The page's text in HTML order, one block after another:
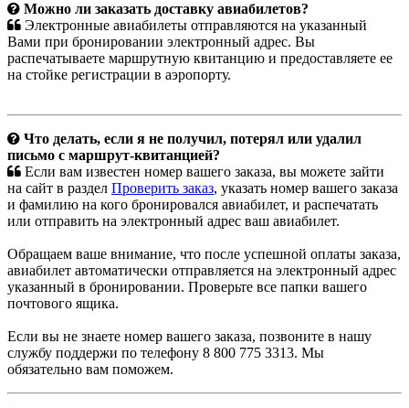
Можно ли заказать доставку авиабилетов?
Электронные авиабилеты отправляются на указанный
Вами при бронировании электронный адрес. Вы
распечатываете маршрутную квитанцию и предоставляете ее
на стойке регистрации в аэропорту.
Что делать, если я не получил, потерял или удалил
письмо с маршрут-квитанцией?
Если вам известен номер вашего заказа, вы можете зайти
на сайт в раздел Проверить заказ, указать номер вашего заказа
и фамилию на кого бронировался авиабилет, и распечатать
или отправить на электронный адрес ваш авиабилет.
Обращаем ваше внимание, что после успешной оплаты заказа,
авиабилет автоматически отправляется на электронный адрес
указанный в бронировании. Проверьте все папки вашего
почтового ящика.
Если вы не знаете номер вашего заказа, позвоните в нашу
службу поддержи по телефону 8 800 775 3313. Мы
обязательно вам поможем.